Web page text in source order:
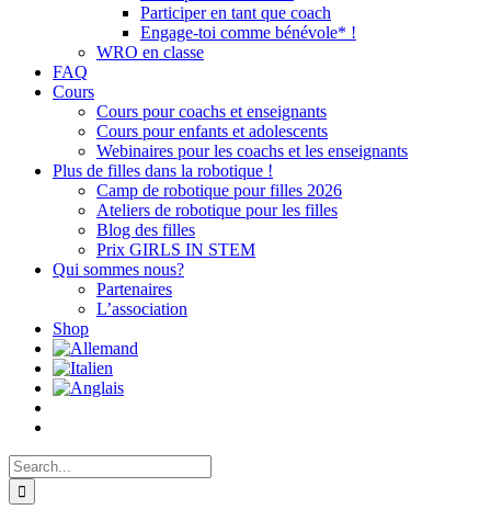
Participer en tant que coach
Engage-toi comme bénévole* !
WRO en classe
FAQ
Cours
Cours pour coachs et enseignants
Cours pour enfants et adolescents
Webinaires pour les coachs et les enseignants
Plus de filles dans la robotique !
Camp de robotique pour filles 2026
Ateliers de robotique pour les filles
Blog des filles
Prix GIRLS IN STEM
Qui sommes nous?
Partenaires
L’association
Shop
Search
for: